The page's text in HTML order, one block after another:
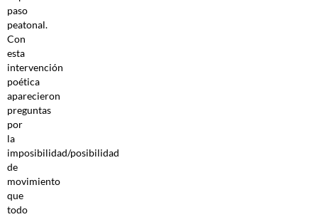
paso
peatonal.
Con
esta
intervención
poética
aparecieron
preguntas
por
la
imposibilidad/posibilidad
de
movimiento
que
todo